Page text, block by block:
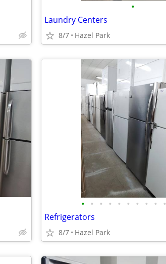
•
Laundry Centers
8/7 Hazel Park
• • • • • • • • • •
Refrigerators
8/7 Hazel Park